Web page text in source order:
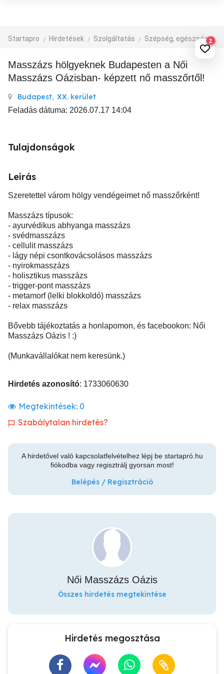
Startapro Hirdetések Szolgáltatás Szépség, egészség2
Masszázs hölgyeknek Budapesten a Női
Masszázs Oázisban- képzett nő masszőrtől!
Budapest, XX. kerület
Feladás dátuma: 2026.07.17 14:04
Tulajdonságok
Leírás
Szeretettel várom hölgy vendégeimet nő masszőrként!
Masszázs típusok:
- ayurvédikus abhyanga masszázs
- svédmasszázs
- cellulit masszázs
- lágy népi csontkovácsolásos masszázs
- nyirokmasszázs
- holisztikus masszázs
- trigger-pont masszázs
- metamorf (lelki blokkoldó) masszázs
- relax masszázs
Bővebb tájékoztatás a honlapomon, és facebookon: Női
Masszázs Oázis ! :)
(Munkavállalókat nem keresünk.)
Hirdetés azonosító: 1733060630
Megtekintések: 0
Szabálytalan hirdetés?
A hirdetővel való kapcsolatfelvételhez lépj be startapró.hu
fiókodba vagy regisztrálj gyorsan most!
Belépés / Regisztráció
Női Masszázs Oázis
Összes hirdetés megtekintése
Hirdetés megosztása